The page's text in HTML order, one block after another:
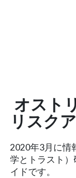
オスト
リスク
2020年3月に情
学とトラスト
イドです。